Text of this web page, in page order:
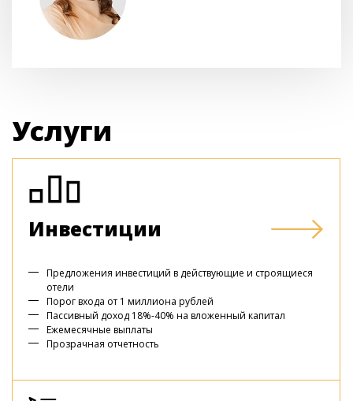
Услуги
Инвестиции
Предложения инвестиций в действующие и строящиеся
отели
Порог входа от 1 миллиона рублей
Пассивный доход 18%-40% на вложенный капитал
Ежемесячные выплаты
Прозрачная отчетность